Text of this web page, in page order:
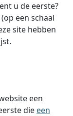
u de eerste?
(op een schaal
site hebben
een
die een